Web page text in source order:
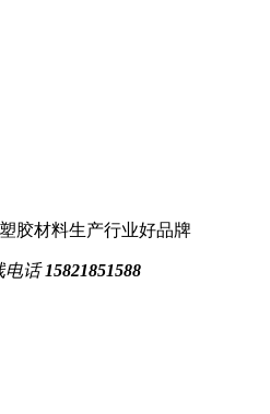
塑胶材料生产行业好品牌
电话15821851588